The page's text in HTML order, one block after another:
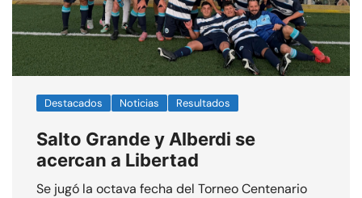
Destacados Noticias Resultados
Salto Grande y Alberdi se
acercan a Libertad
Se jugó la octava fecha del Torneo Centenario